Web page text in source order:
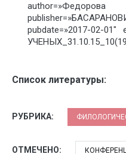
pubdate=»2017-02-
Список литературы:
РУБРИКА:
ОТМЕЧЕНО: